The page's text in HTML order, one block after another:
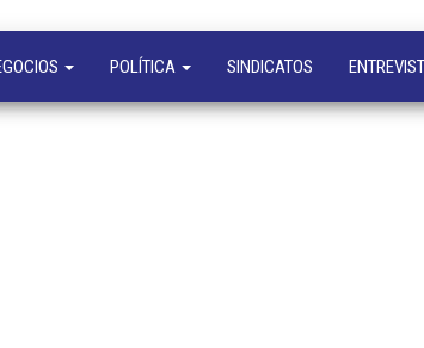
negocios
POLÍTICA SINDICATOS